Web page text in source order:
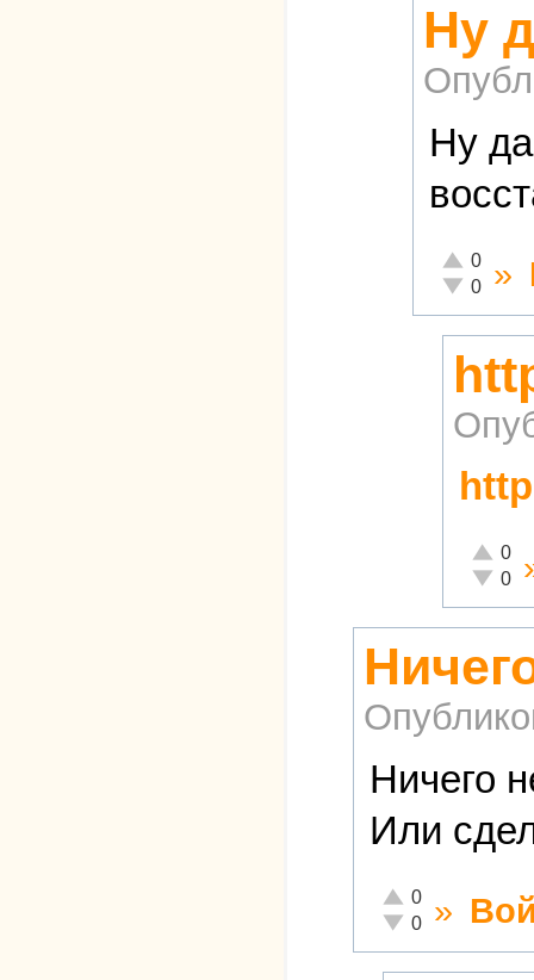
Ну
Ну
Отлично!
0
0 »
0
0
Ничего
Или
Отлично!
0
Неадекватно!
0 »